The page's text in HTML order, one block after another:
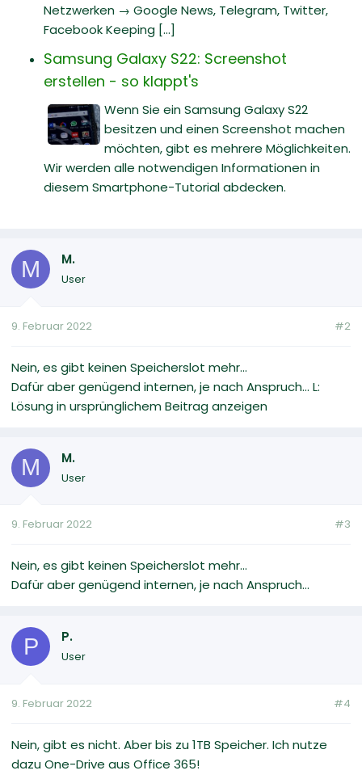
Netzwerken → Google News, Telegram, Twitter,
Facebook Keeping [...]
Samsung Galaxy S22: Screenshot
erstellen - so klappt's
Wenn Sie ein Samsung Galaxy S22
besitzen und einen Screenshot machen
möchten, gibt es mehrere Möglichkeiten.
Wir werden alle notwendigen Informationen in
diesem Smartphone-Tutorial abdecken.
M M.
User
9. Februar 2022 #2
Nein, es gibt keinen Speicherslot mehr...
Dafür aber genügend internen, je nach Anspruch... L:
Lösung in ursprünglichem Beitrag anzeigen
M M.
User
9. Februar 2022 #3
Nein, es gibt keinen Speicherslot mehr...
Dafür aber genügend internen, je nach Anspruch...
P P.
User
9. Februar 2022 #4
Nein, gibt es nicht. Aber bis zu 1TB Speicher. Ich nutze
dazu One-Drive aus Office 365!